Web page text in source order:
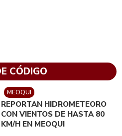
CÓDIGO
MEOQUI
REPORTAN HIDROMETEORO
CON VIENTOS DE HASTA 80
KM/H EN MEOQUI